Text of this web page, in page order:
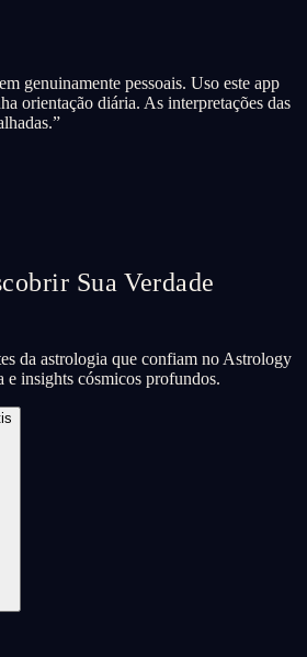
genuinamente pessoais. Uso este app
orientação diária. As interpretações das
”
Sua Verdade
da astrologia que confiam no Astrology
e insights cósmicos profundos.